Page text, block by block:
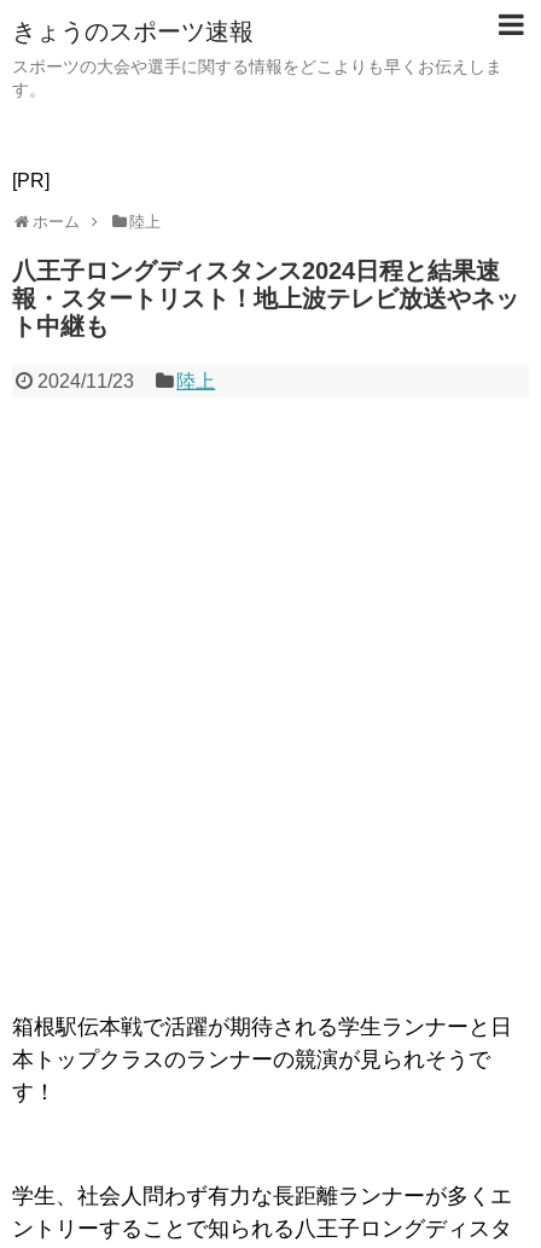
きょうのスポーツ速報
スポーツの大会や選手に関する情報をどこよりも早くお伝えしま
す。
[PR]
ホーム 陸上
八王子ロングディスタンス2024日程と結果速
報・スタートリスト！地上波テレビ放送やネッ
ト中継も
2024/11/23 陸上
箱根駅伝本戦で活躍が期待される学生ランナーと日
本トップクラスのランナーの競演が見られそうで
す！
学生、社会人問わず有力な長距離ランナーが多くエ
ントリーすることで知られる八王子ロングディスタ